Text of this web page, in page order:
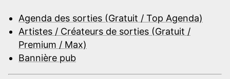
Agenda des sorties (Gratuit / Top Agenda)
Artistes / Créateurs de sorties (Gratuit /
Premium / Max)
Bannière pub